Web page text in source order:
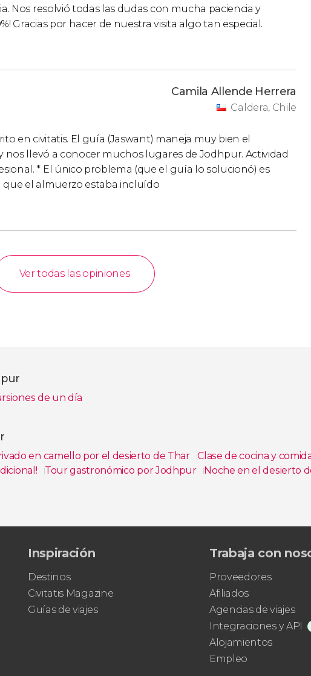
Nos resolvió todas las dudas con mucha paciencia y
Gracias por hacer de nuestra visita algo tan especial.
Camila Allende Herrera
Caldera, Chile
en civitatis. El guía (Jaswant) maneja muy bien el
nos llevó a conocer muchos lugares de Jodhpur. Actividad
* El único problema (que el guía lo solucionó) es
el almuerzo estaba incluído
Ver todas las opiniones
de un día
en camello por el desierto de Thar
Clase de cocina y
Tour gastronómico por Jodhpur Noche en el desierto
Inspiración
Destinos
Civitatis Magazine
Guías de viajes
Trabaja con
Proveedores
Afiliados
Agencias de viajes
Integraciones y API
Alojamientos
Empleo